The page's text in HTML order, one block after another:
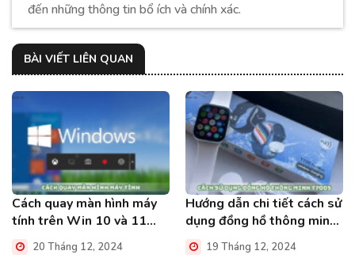
đến những thông tin bổ ích và chính xác.
BÀI VIẾT LIÊN QUAN
Cách quay màn hình máy
tính trên Win 10 và 11
đơn giản nhất
20 Tháng 12, 2024
Hướng dẫn chi tiết cách sử
dụng đồng hồ thông minh
T700S19 Tháng 12, 2024